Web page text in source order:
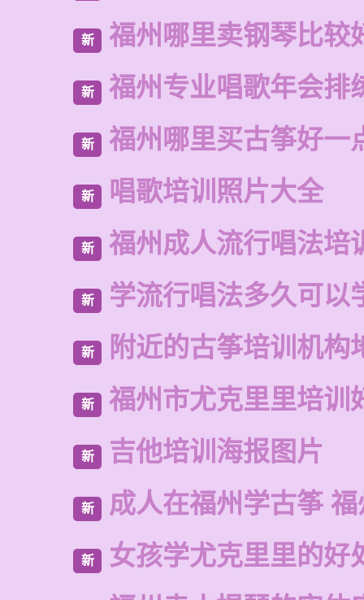
新 福州哪里卖钢琴比较
新 福州专业唱歌年会排
新 福州哪里买古筝好一
新 唱歌培训照片大全
新 福州成人流行唱法培
新 学流行唱法多久可以
新 附近的古筝培训机构
新 福州市尤克里里培训
新 吉他培训海报图片
新 成人在福州学古筝
新 女孩学尤克里里的好